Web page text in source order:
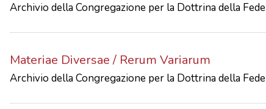
Archivio della Congregazione per la Dottrina della Fede
Materiae Diversae / Rerum Variarum
Archivio della Congregazione per la Dottrina della Fede